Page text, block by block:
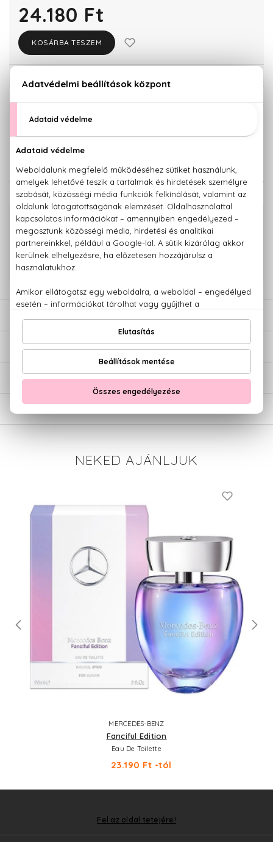
24.180 Ft
KOSÁRBA TESZEM
KISZERELÉS KIVÁLASZTÁSA
KAPCSOLÓDÓ TERMÉKEK
100% eredeti termékek,14 napos visszaküldési garanciával
Kérdésed van, elakadtál? Hívd ügyfélszolgálatunkat: +36 20
779 1926
ÉRTÉKELÉSEK (0)
SZÁLLÍTÁS
NEKED AJÁNLJUK
MERCEDES-BENZ
Fanciful Edition
Eau De Toilette
23.190 Ft -tól
Fel az oldal tetejére!